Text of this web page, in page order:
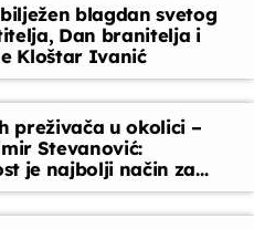
blagdan svetog
Dan branitelja i
Kloštar Ivanić
preživača u okolici –
Stevanović:
je najbolji način za
ulaska bolesti